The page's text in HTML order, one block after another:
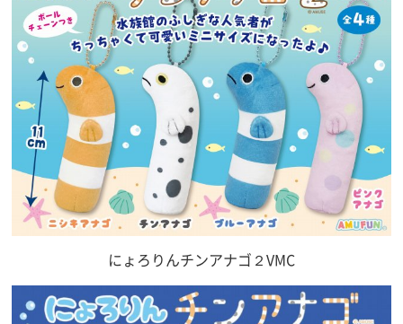
にょろりんチンアナゴ２VMC